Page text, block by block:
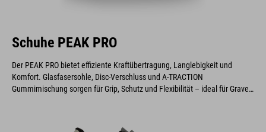
Schuhe PEAK PRO
Der PEAK PRO bietet effiziente Kraftübertragung, Langlebigkeit und
Komfort. Glasfasersohle, Disc-Verschluss und A-TRACTION
Gummimischung sorgen für Grip, Schutz und Flexibilität – ideal für Gravel,